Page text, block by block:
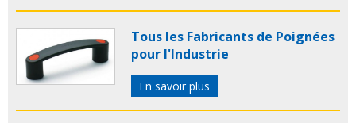
Tous les Fabricants de Poignées
pour l'Industrie
En savoir plus